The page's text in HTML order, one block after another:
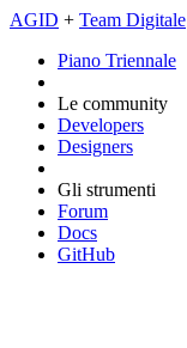
AGID + Team Digitale
Piano Triennale
Le community
Developers
Designers
Gli strumenti
Forum
Docs
GitHub